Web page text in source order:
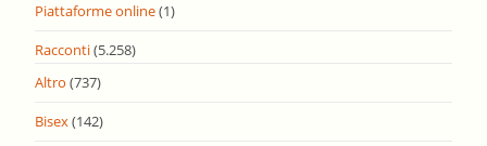
Piattaforme online(1)
Racconti(5.258)
Altro (737)
Bisex(142)